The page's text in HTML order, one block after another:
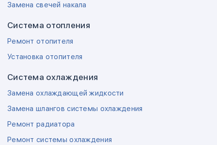
Замена свечей накала
Система отопления
Ремонт отопителя
Установка отопителя
Система охлаждения
Замена охлаждающей жидкости
Замена шлангов системы охлаждения
Ремонт радиатора
Ремонт системы охлаждения